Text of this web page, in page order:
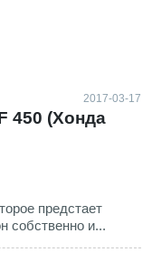
2017-03-17
450 (Хонда
предстает
собственно и...